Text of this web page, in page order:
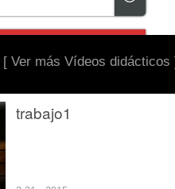
[ Ver más Vídeos didácticos
trabajo1